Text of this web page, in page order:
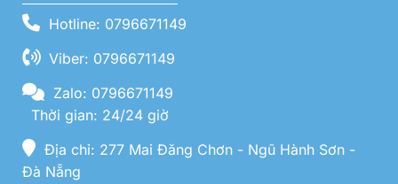
Hotline: 0796671149
Viber: 0796671149
Zalo: 0796671149
Thời gian: 24/24 giờ
Địa chỉ: 277 Mai Đăng Chơn - Ngũ Hành Sơn -
Đà Nẵng